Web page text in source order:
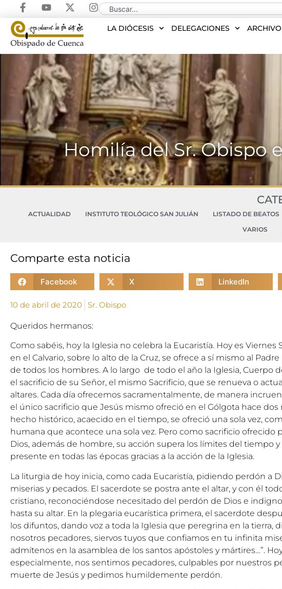
LA DIÓCESIS DELEGACIONES
Homilía del Sr. Obispo
ACTUALIDAD INSTITUTO TEOLÓGICO SAN JULIÁN LISTADO DE BEATOS
VARIOS
Comparte esta noticia
Facebook X LinkedIn
10 de abril de 2020 Sr. Obispo
Queridos hermanos:
Como sabéis, hoy la Iglesia no celebra la Eucaristía. Hoy es Viernes
en el Calvario, sobre lo alto de la Cruz, se ofrece a sí mismo al
de todos los hombres. A lo largo de todo el año la Iglesia, Cuerpo
el sacrificio de su Señor, el mismo Sacrificio, que se renueva o
altares. Cada día ofrecemos sacramentalmente, de manera
el único sacrificio que Jesús mismo ofreció en el Gólgota hace dos
hecho histórico, acaecido en el tiempo, se ofreció una sola vez,
humana que acontece una sola vez. Pero como sacrificio ofrecido
Dios, además de hombre, su acción supera los límites del tiempo y
presente en todas las épocas gracias a la acción de la Iglesia.
La liturgia de hoy inicia, como cada Eucaristía, pidiendo perdón a
miserias y pecados. El sacerdote se postra ante el altar, y con él
cristiano, reconociéndose necesitado del perdón de Dios e
hasta su altar. En la plegaria eucarística primera, el sacerdote
los difuntos, dando voz a toda la Iglesia que peregrina en la tierra,
nosotros pecadores, siervos tuyos que confiamos en tu infinita
admítenos en la asamblea de los santos apóstoles y mártires…”.
especialmente, nos sentimos pecadores, culpables por nuestros
muerte de Jesús y pedimos humildemente perdón.